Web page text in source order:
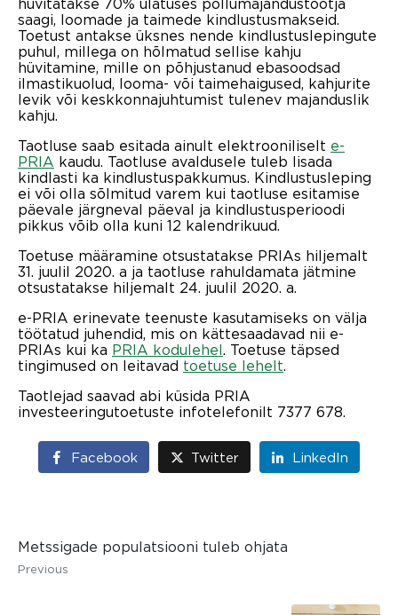
hüvitatakse 70% ulatuses põllumajandustootja
saagi, loomade ja taimede kindlustusmakseid.
Toetust antakse üksnes nende kindlustuslepingute
puhul, millega on hõlmatud sellise kahju
hüvitamine, mille on põhjustanud ebasoodsad
ilmastikuolud, looma- või taimehaigused, kahjurite
levik või keskkonnajuhtumist tulenev majanduslik
kahju.
Taotluse saab esitada ainult elektrooniliselt e-
PRIA kaudu. Taotluse avaldusele tuleb lisada
kindlasti ka kindlustuspakkumus. Kindlustusleping
ei või olla sõlmitud varem kui taotluse esitamise
päevale järgneval päeval ja kindlustusperioodi
pikkus võib olla kuni 12 kalendrikuud.
Toetuse määramine otsustatakse PRIAs hiljemalt
31. juulil 2020. a ja taotluse rahuldamata jätmine
otsustatakse hiljemalt 24. juulil 2020. a.
e-PRIA erinevate teenuste kasutamiseks on välja
töötatud juhendid, mis on kättesaadavad nii e-
PRIAs kui ka PRIA kodulehel. Toetuse täpsed
tingimused on leitavad toetuse lehelt.
Taotlejad saavad abi küsida PRIA
investeeringutoetuste infotelefonilt 7377 678.
Facebook Twitter LinkedIn
Metssigade populatsiooni tuleb ohjata
Previous